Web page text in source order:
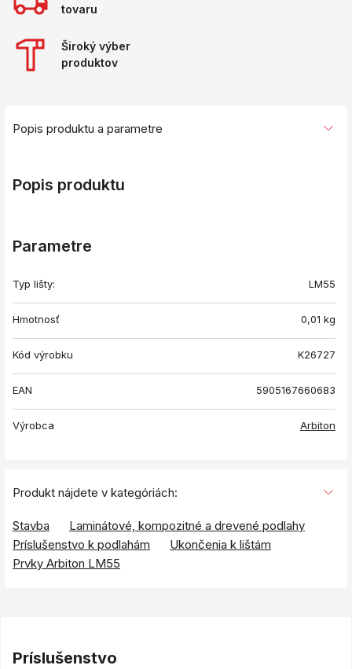
tovaru
Široký výber
produktov
Popis produktu a parametre
Popis produktu
Parametre
Typ lišty: LM55
Hmotnosť 0,01 kg
Kód výrobku K26727
EAN 5905167660683
Výrobca Arbiton
Produkt nájdete v kategóriách:
Stavba
Laminátové, kompozitné a drevené podlahy
Príslušenstvo k podlahám
Ukončenia k lištám
Prvky Arbiton LM55
Príslušenstvo